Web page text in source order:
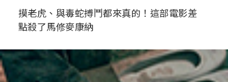
摸老虎、與毒蛇搏鬥都來真的！這部電影差
點殺了馬修麥康納